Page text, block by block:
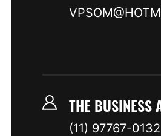
THE BUSINESS
(11) 97767-0132